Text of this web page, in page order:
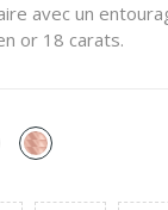
avec un
or 18 carats.
or
Rose